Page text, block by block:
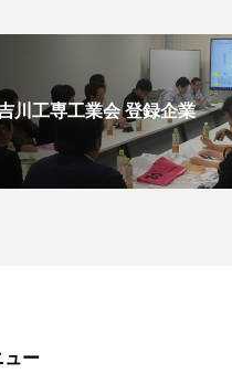
川工専工業会 登録企業
ュー